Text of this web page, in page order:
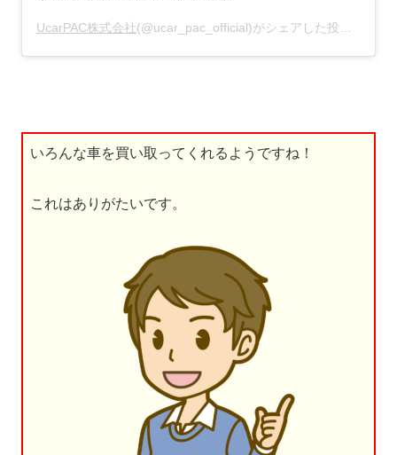
UcarPAC株式会社(@ucar_pac_official)がシェアした投稿 –
いろんな車を買い取ってくれるようですね！
これはありがたいです。